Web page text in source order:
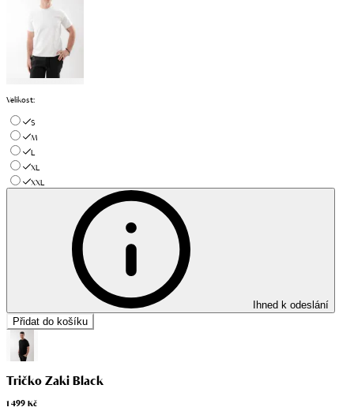
Velikost:
S
M
L
XL
XXL
Ihned k odeslání
Přidat do košíku
Tričko Zaki Black
1 499 Kč